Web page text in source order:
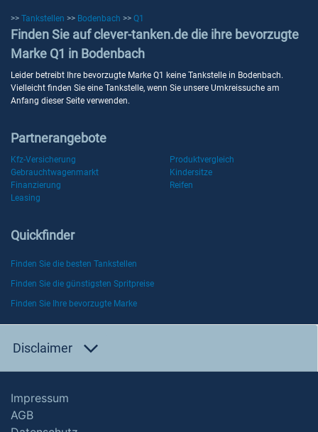
>> Tankstellen >> Bodenbach >> Q1
Finden Sie auf clever-tanken.de die ihre bevorzugte
Marke Q1 in Bodenbach
Leider betreibt Ihre bevorzugte Marke Q1 keine Tankstelle in Bodenbach.
Vielleicht finden Sie eine Tankstelle, wenn Sie unsere Umkreissuche am
Anfang dieser Seite verwenden.
Partnerangebote
Kfz-Versicherung
Produktvergleich
Gebrauchtwagenmarkt
Kindersitze
Finanzierung
Reifen
Leasing
Quickfinder
Finden Sie die besten Tankstellen
Finden Sie die günstigsten Spritpreise
Finden Sie Ihre bevorzugte Marke
Disclaimer
Impressum
AGB